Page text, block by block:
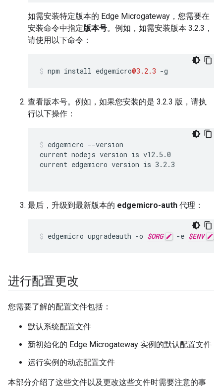
如需安装特定版本的 Edge Microgateway，您需要在
安装命令中指定版本号。例如，如需安装版本 3.2.3，
请使用以下命令：
npm install edgemicro@3.2.3 -g
查看版本号。例如，如果您安装的是 3.2.3 版，请执
行以下操作：
edgemicro --version
current nodejs version is v12.5.0
current edgemicro version is 3.2.3
最后，升级到最新版本的 edgemicro-auth 代理：
edgemicro upgradeauth -o $ORG -e $ENV -
进行配置更改
您需要了解的配置文件包括：
默认系统配置文件
新初始化的 Edge Microgateway 实例的默认配置文件
运行实例的动态配置文件
本部分介绍了这些文件以及更改这些文件时需要注意的事